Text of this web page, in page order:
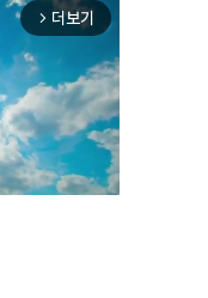
arrow_forward_ios 더보기